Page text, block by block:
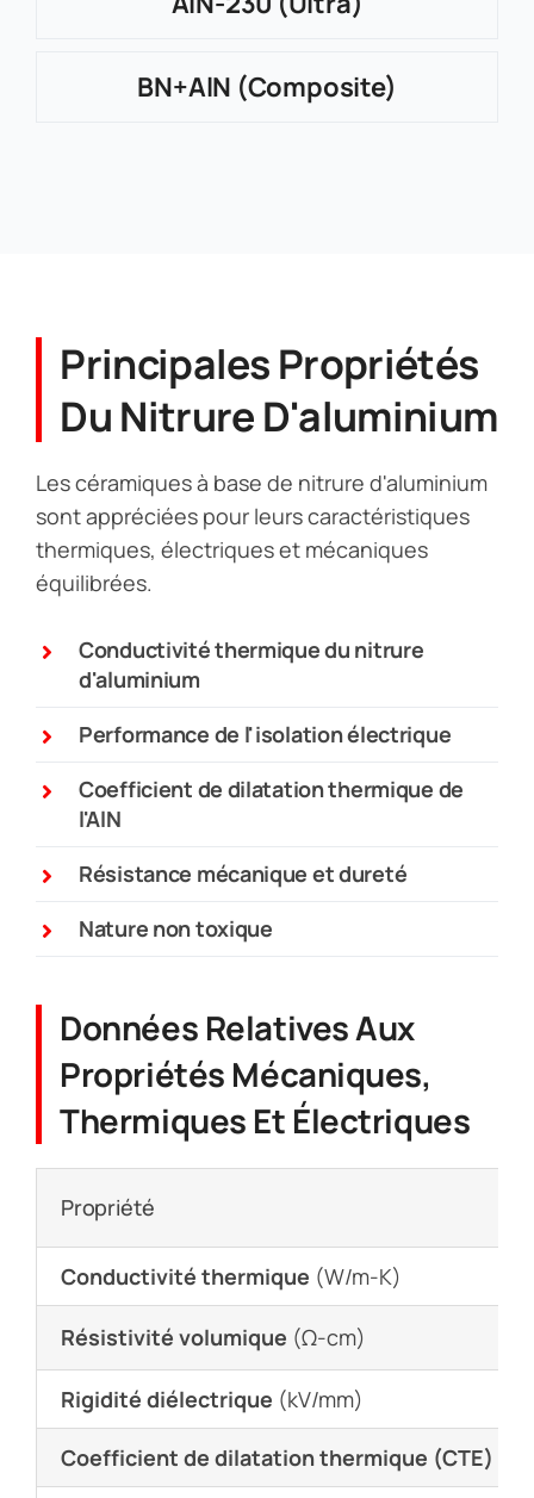
BN+AlN (Composite)
Principales Propriétés
Du Nitrure D'aluminium
Les céramiques à base de nitrure d'aluminium
sont appréciées pour leurs caractéristiques
thermiques, électriques et mécaniques
équilibrées.
Conductivité thermique du nitrure
d'aluminium
Performance de l'isolation électrique
Coefficient de dilatation thermique de
l'AlN
Résistance mécanique et dureté
Nature non toxique
Données Relatives Aux
Propriétés Mécaniques,
Thermiques Et Électriques
Propriété
Conductivité thermique (W/m-K)
Résistivité volumique (Ω-cm)
Rigidité diélectrique (kV/mm)
Coefficient de dilatation thermique (CTE)